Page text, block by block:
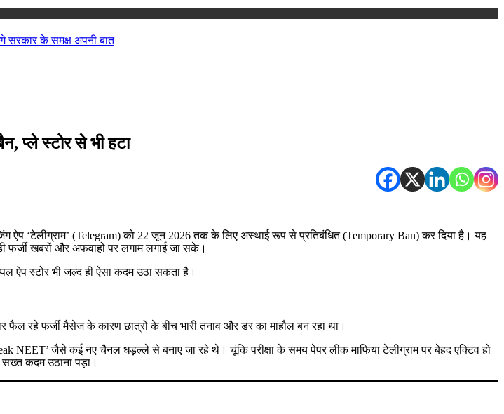
सरकार के समक्ष अपनी बात
प्ले स्टोर से भी हटा
‘टेलीग्राम’ (Telegram) को 22 जून 2026 तक के लिए अस्थाई रूप से प्रतिबंधित (Temporary Ban) कर दिया है। यह
फर्जी खबरों और अफवाहों पर लगाम लगाई जा सके।
ऐप स्टोर भी जल्द ही ऐसा कदम उठा सकता है।
रहे फर्जी मैसेज के कारण छात्रों के बीच भारी तनाव और डर का माहौल बन रहा था।
NEET’ जैसे कई नए चैनल धड़ल्ले से बनाए जा रहे थे। चूंकि परीक्षा के समय पेपर लीक माफिया टेलीग्राम पर बेहद एक्टिव हो
कदम उठाना पड़ा।